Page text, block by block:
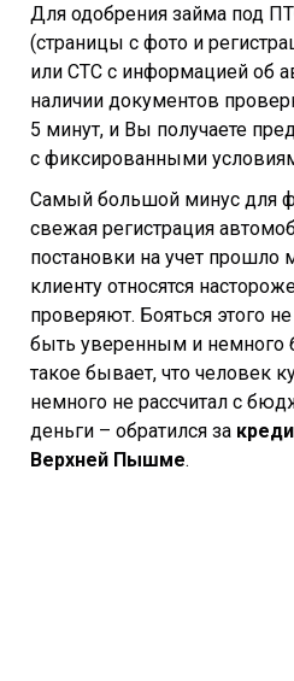
Для одобрения займа под
(страницы с фото и
или СТС с информацией об
наличии документов
5 минут, и Вы получаете
с фиксированными
Самый большой минус для
свежая регистрация
постановки на учет прошло
клиенту относятся
проверяют. Бояться этого
быть уверенным и немного
такое бывает, что человек
немного не рассчитал с
деньги – обратился за
Верхней Пышме.